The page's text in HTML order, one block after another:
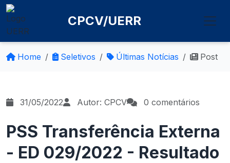
CPCV/UERR
Home Seletivos Últimas Notícias Post
31/05/2022 Autor: CPCV 0 comentários
PSS Transferência Externa
- ED 029/2022 - Resultado